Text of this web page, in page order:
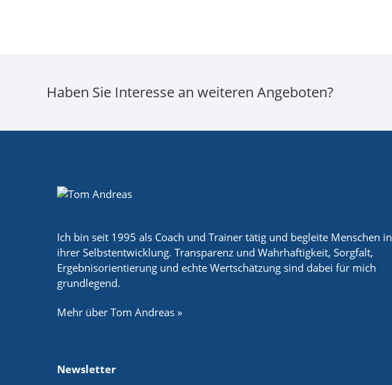
Haben Sie Interesse an weiteren Angeboten?
Ich bin seit 1995 als Coach und Trainer tätig und begleite Menschen in
ihrer Selbstentwicklung. Transparenz und Wahrhaftigkeit, Sorgfalt,
Ergebnisorientierung und echte Wertschätzung sind dabei für mich
grundlegend.
Mehr über Tom Andreas »
Newsletter